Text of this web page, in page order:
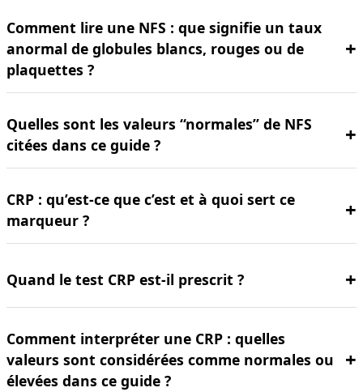
Comment lire une NFS : que signifie un taux
anormal de globules blancs, rouges ou de
plaquettes ?
Quelles sont les valeurs “normales” de NFS
citées dans ce guide ?
CRP : qu’est-ce que c’est et à quoi sert ce
marqueur ?
Quand le test CRP est-il prescrit ?
Comment interpréter une CRP : quelles
valeurs sont considérées comme normales ou
élevées dans ce guide ?